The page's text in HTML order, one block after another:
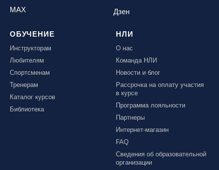
MAX Дзен
ОБУЧЕНИЕ
Инструкторам
Любителям
Спортсменам
Тренерам
Каталог курсов
Библиотека
НЛИ
О нас
Команда НЛИ
Новости и блог
Рассрочка на оплату участия
в курсе
Программа лояльности
Партнеры
Интернет-магазин
FAQ
Сведения об образовательной
организации